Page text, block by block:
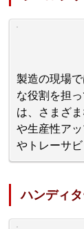
製造の現場
な役割を担
は、さまざ
や生産性ア
やトレーサ
ハンディ